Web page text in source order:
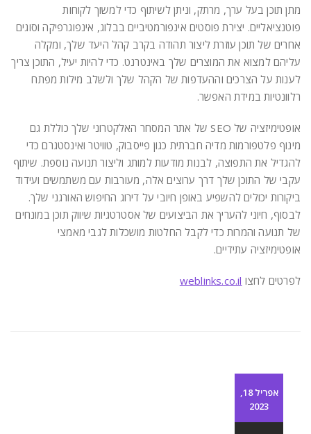
מתן תוכן בעל ערך, מרתק, וניתן לשיתוף כדי למשוך לקוחות
פוטנציאליים. יצירת פוסטים אינפורמטיביים בבלוג, אינפוגרפיקה וסוגים
אחרים של תוכן עוזרת ליצור תהודה בקרב קהל היעד שלך, ומקלה
עליהם למצוא את המוצרים שלך באינטרנט. כדי להיות יעיל, התוכן צריך
לענות על הצרכים וההעדפות של הקהל שלך ולשלב מילות מפתח
רלוונטיות במידת האפשר.
אופטימיזציה של SEO של אתר המסחר האלקטרוני שלך כוללת גם
מינוף פלטפורמות מדיה חברתית כגון פייסבוק, טוויטר ואינסטגרם כדי
להגדיל את התפוצה, לבנות מודעות למותג וליצור תנועה נוספת. שיתוף
עקבי של התוכן שלך דרך ערוצים אלה, מעורבות עם משתמשים ועידוד
ביקורות יכולים להשפיע באופן חיובי על דירוג החיפוש האורגני שלך.
לבסוף, חיוני להעריך את הביצועים של אסטרטגיות שיווק תוכן במונחים
של תנועה והמרות כדי לקבל החלטות מושכלות לגבי מאמצי
אופטימיזציה עתידיים.
לפרטים לחצו weblinks.co.il
אפריל 18,
2023